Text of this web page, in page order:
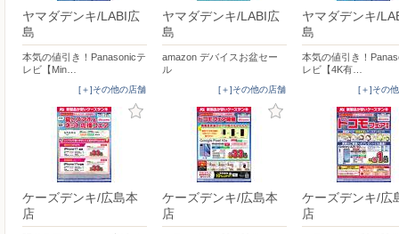
ヤマダデンキ/LABI広
島
本気の値引き！Panasonicテ
レビ【Min…
[＋]その他の店舗
ヤマダデンキ/LABI広
島
amazon デバイスお盆セー
ル
[＋]その他の店舗
ヤマダデンキ/
島
本気の値引き！
レビ【4K有…
[＋]その
ケーズデンキ/広島本
店
ケーズデンキ/広島本
店
ケーズデンキ/広
店